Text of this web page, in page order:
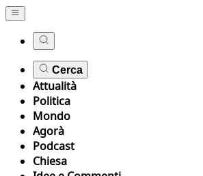
Cerca
Attualità
Politica
Mondo
Agorà
Podcast
Chiesa